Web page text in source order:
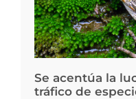
Se acentúa la
tráfico de